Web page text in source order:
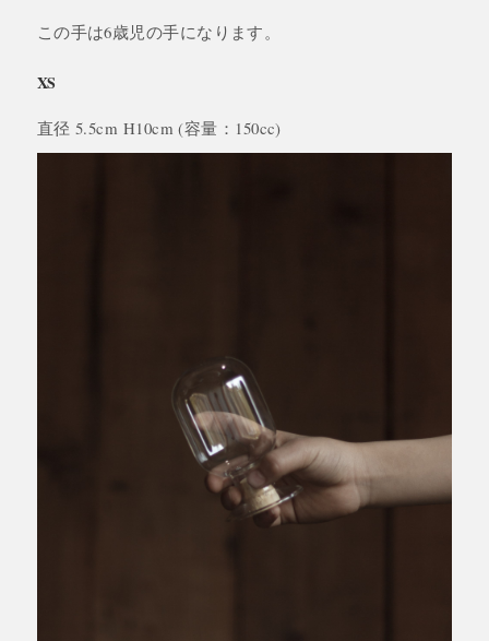
この手は6歳児の手になります。
XS
直径 5.5cm H10cm (容量：150cc)